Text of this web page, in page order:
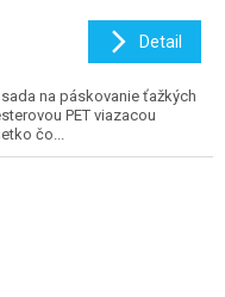
R
M
Detail
na páskovanie ťažkých
PET viazacou
čo...